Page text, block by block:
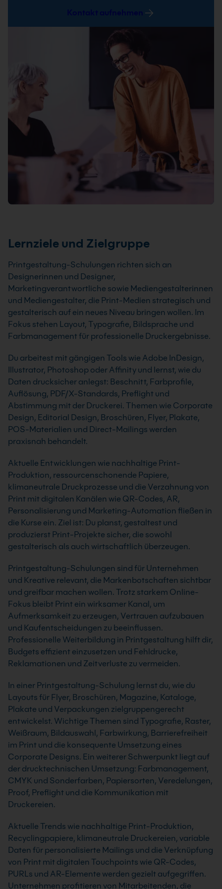
Lernziele und Zielgruppe
Printgestaltung-Schulungen richten sich an
Designerinnen und Designer,
Marketingverantwortliche sowie Mediengestalterinnen
und Mediengestalter, die Print-Medien strategisch und
gestalterisch auf ein neues Niveau bringen wollen. Im
Fokus stehen Layout, Typografie, Bildsprache und
Farbmanagement für professionelle Druckergebnisse.
Du arbeitest mit gängigen Tools wie Adobe InDesign,
Illustrator, Photoshop oder Affinity und lernst, wie du
Daten drucksicher anlegst: Beschnitt, Farbprofile,
Auflösung, PDF/X-Standards, Preflight und
Abstimmung mit der Druckerei. Themen wie Corporate
Design, Editorial Design, Broschüren, Flyer, Plakate,
POS-Materialien und Direct-Mailings werden
praxisnah behandelt.
Aktuelle Entwicklungen wie nachhaltige Print-
Produktion, ressourcenschonende Papiere,
klimaneutrale Druckprozesse und die Verzahnung von
Print mit digitalen Kanälen wie QR-Codes, AR,
Personalisierung und Marketing-Automation fließen in
die Kurse ein. Ziel ist: Du planst, gestaltest und
produzierst Print-Projekte sicher, die sowohl
gestalterisch als auch wirtschaftlich überzeugen.
Printgestaltung-Schulungen sind für Unternehmen
und Kreative relevant, die Markenbotschaften sichtbar
und greifbar machen wollen. Trotz starkem Online-
Fokus bleibt Print ein wirksamer Kanal, um
Aufmerksamkeit zu erzeugen, Vertrauen aufzubauen
und Kaufentscheidungen zu beeinflussen.
Professionelle Weiterbildung in Printgestaltung hilft dir,
Budgets effizient einzusetzen und Fehldrucke,
Reklamationen und Zeitverluste zu vermeiden.
In einer Printgestaltung-Schulung lernst du, wie du
Layouts für Flyer, Broschüren, Magazine, Kataloge,
Plakate und Verpackungen zielgruppengerecht
entwickelst. Wichtige Themen sind Typografie, Raster,
Weißraum, Bildauswahl, Farbwirkung, Barrierefreiheit
im Print und die konsequente Umsetzung eines
Corporate Designs. Ein weiterer Schwerpunkt liegt auf
der drucktechnischen Umsetzung: Farbmanagement,
CMYK und Sonderfarben, Papiersorten, Veredelungen,
Proof, Preflight und die Kommunikation mit
Druckereien.
Aktuelle Trends wie nachhaltige Print-Produktion,
Recyclingpapiere, klimaneutrale Druckereien, variable
Daten für personalisierte Mailings und die Verknüpfung
von Print mit digitalen Touchpoints wie QR-Codes,
PURLs und AR-Elemente werden gezielt aufgegriffen.
Unternehmen profitieren von Mitarbeitenden, die